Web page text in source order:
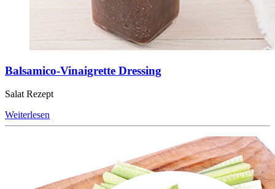
Balsamico-Vinaigrette Dressing
Salat Rezept
Weiterlesen